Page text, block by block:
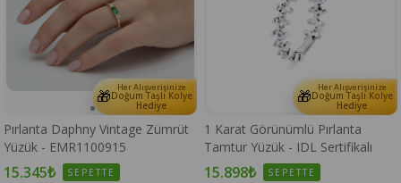
🎁 Her Alışverişinize
Doğum Taşlı Kolye
Hediye
Pırlanta Daphny Vintage Zümrüt
Yüzük - EMR1100915
15.345₺ SEPETTE
🎁 Her Alışverişinize
Doğum Taşlı Kolye
Hediye
1 Karat Görünümlü Pırlanta
Tamtur Yüzük - IDL Sertifikalı
15.898₺ SEPETTE